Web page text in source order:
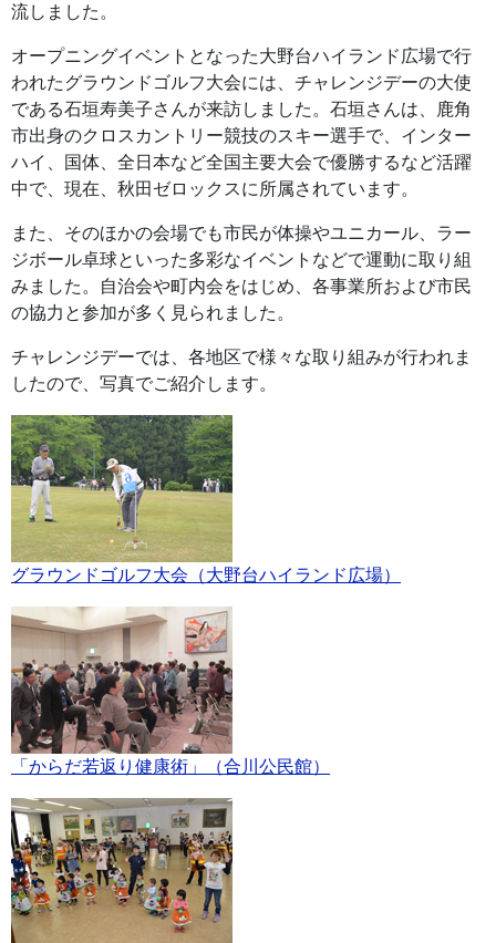
流しました。
オープニングイベントとなった大野台ハイランド広場で行
われたグラウンドゴルフ大会には、チャレンジデーの大使
である石垣寿美子さんが来訪しました。石垣さんは、鹿角
市出身のクロスカントリー競技のスキー選手で、インター
ハイ、国体、全日本など全国主要大会で優勝するなど活躍
中で、現在、秋田ゼロックスに所属されています。
また、そのほかの会場でも市民が体操やユニカール、ラー
ジボール卓球といった多彩なイベントなどで運動に取り組
みました。自治会や町内会をはじめ、各事業所および市民
の協力と参加が多く見られました。
チャレンジデーでは、各地区で様々な取り組みが行われま
したので、写真でご紹介します。
グラウンドゴルフ大会（大野台ハイランド広場）
「からだ若返り健康術」（合川公民館）